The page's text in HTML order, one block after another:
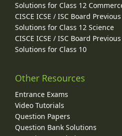
Solutions for Class 12
CISCE ICSE / ISC Board
Solutions for Class 12 Science
CISCE ICSE / ISC Board
Solutions for Class 10
Other Resources
Entrance Exams
Video Tutorials
Question Papers
Question Bank Solutions